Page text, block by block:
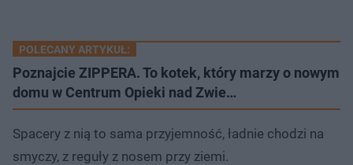
POLECANY ARTYKUŁ:
Poznajcie ZIPPERA. To kotek, który marzy o nowym
domu w Centrum Opieki nad Zwie…
Spacery z nią to sama przyjemność, ładnie chodzi na
smyczy, z reguły z nosem przy ziemi.